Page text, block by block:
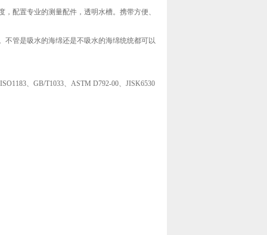
配置专业的测量配件，透明水槽。携带方便、
管是吸水的海绵还是不吸水的海绵统统都可以
、GB/T1033、ASTM D792-00、JISK6530